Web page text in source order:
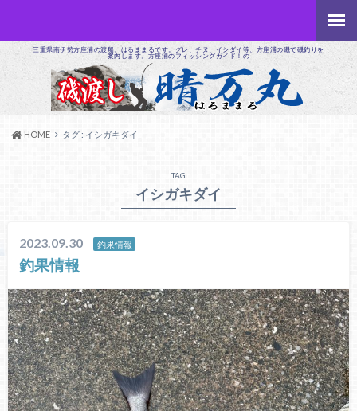
三重県南伊勢方座浦の渡船、はるままるです。グレ、チヌ、イシダイ等、方座浦の磯で磯釣りを
案内します。方座浦のフィッシングガイド！の
HOME タグ : イシガキダイ
TAG
イシガキダイ
2023.09.30 釣果情報
釣果情報